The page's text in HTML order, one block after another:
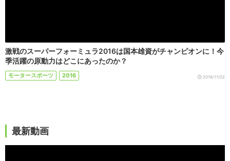
激戦のスーパーフォーミュラ2016は国本雄資がチャンピオンに！今
季活躍の原動力はどこにあったのか？
モータースポーツ 2016 2016/11/02
最新動画